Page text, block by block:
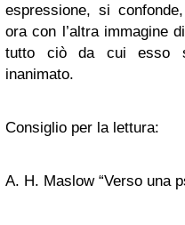
espressione, si
ora con l’altra immagine
tutto ciò da cui esso
inanimato.
Consiglio per la lettura:
A. H. Maslow “Verso una